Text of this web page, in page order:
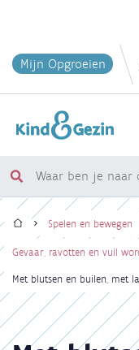
en
inhoud
Mijn Opgroeien
Waar
ben
je
zoek?
HomeSpelen en bewegen
Gevaar, ravotten en vuil
Met blutsen en builen, met